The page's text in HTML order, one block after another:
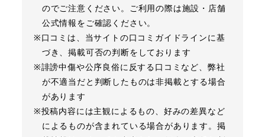
のでご注意ください。ご利用の際は施設・店舗
公式情報をご確認ください。
※口コミは、当サイトの口コミガイドラインに基
づき、掲載可否の判断をしております
※誹謗中傷や公序良俗に反する口コミなど、弊社
が不適当だと判断したものは非掲載とする場合
があります
※投稿内容には主観によるもの、好みの差異など
によるものが含まれている場合があります。掲